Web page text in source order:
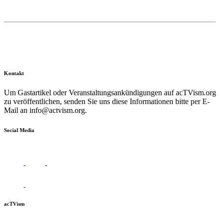
Kontakt
Um Gastartikel oder Veranstaltungsankündigungen auf acTVism.org
zu veröffentlichen, senden Sie uns diese Informationen bitte per E-
Mail an info@actvism.org.
Social Media
acTVism